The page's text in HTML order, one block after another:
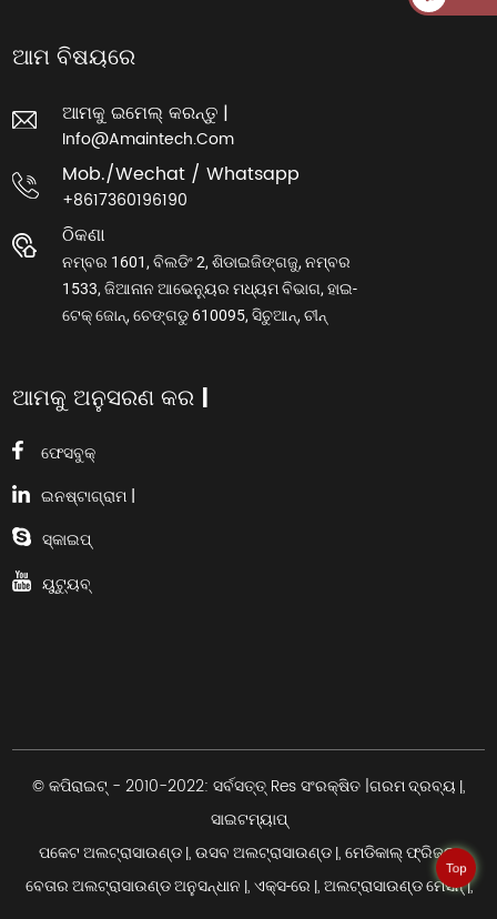
ଆମ ବିଷୟରେ
ଆମକୁ ଇମେଲ୍ କରନ୍ତୁ |
Info@amaintech.com
Mob./wechat / Whatsapp
+8617360196190
ଠିକଣା
ନମ୍ବର 1601, ବିଲଡିଂ 2, ଶିଡାଇଜିଙ୍ଗଜୁ, ନମ୍ବର
1533, ଜିଆନାନ ଆଭେନ୍ୟୁର ମଧ୍ୟମ ବିଭାଗ, ହାଇ-
ଟେକ୍ ଜୋନ୍, ଚେଙ୍ଗଡୁ 610095, ସିଚୁଆନ୍, ଚୀନ୍
ଆମକୁ ଅନୁସରଣ କର |
ଫେସବୁକ୍
ଇନଷ୍ଟାଗ୍ରାମ |
ସ୍କାଇପ୍
ୟୁଟ୍ୟୁବ୍
© କପିରାଇଟ୍ - 2010-2022: ସର୍ବସତ୍ତ୍ Res ସଂରକ୍ଷିତ |ଗରମ ଦ୍ରବ୍ୟ |,
ସାଇଟମ୍ୟାପ୍
ପକେଟ ଅଲଟ୍ରାସାଉଣ୍ଡ |, ଉସବ ଅଲଟ୍ରାସାଉଣ୍ଡ |, ମେଡିକାଲ୍ ଫ୍ରିଜର୍,
ବେତାର ଅଲଟ୍ରାସାଉଣ୍ଡ ଅନୁସନ୍ଧାନ |, ଏକ୍ସ-ରେ |, ଅଲଟ୍ରାସାଉଣ୍ଡ ମେସିନ୍ |,
Top